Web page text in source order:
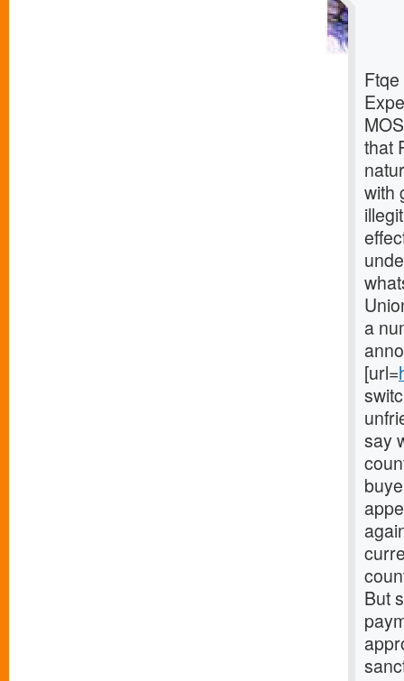
that
with
a
[url=
say
But